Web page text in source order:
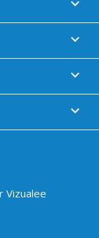


keyboard_arrow_down
Vizualee